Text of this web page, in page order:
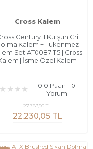
Cross Kalem
Century II Kurşun Gri
Kalem + Tükenmez
Set AT0087-115 | Cross
| İsme Özel Kalem
0.0 Puan - 0
Yorum
22.230,05 TL
27.787,56 TL